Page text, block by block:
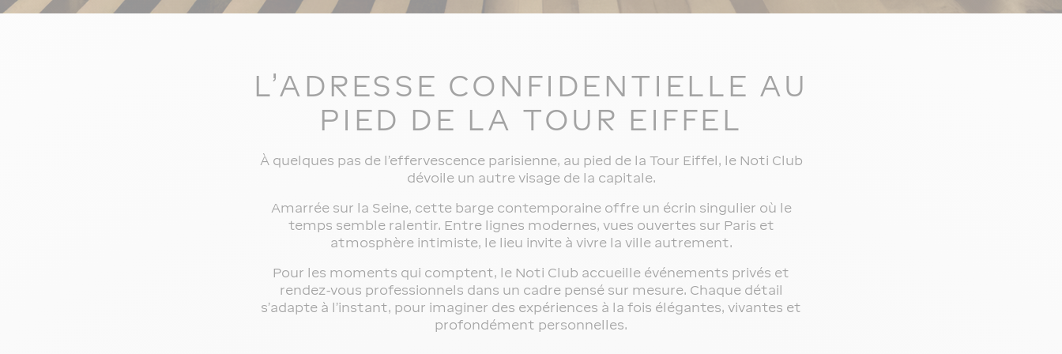
L’ADRESSE CONFIDENTIELLE AU
PIED DE LA TOUR EIFFEL
À quelques pas de l’effervescence parisienne, au pied de la Tour Eiffel, le Noti Club
dévoile un autre visage de la capitale.
Amarrée sur la Seine, cette barge contemporaine offre un écrin singulier où le
temps semble ralentir. Entre lignes modernes, vues ouvertes sur Paris et
atmosphère intimiste, le lieu invite à vivre la ville autrement.
Pour les moments qui comptent, le Noti Club accueille événements privés et
rendez-vous professionnels dans un cadre pensé sur mesure. Chaque détail
s’adapte à l’instant, pour imaginer des expériences à la fois élégantes, vivantes et
profondément personnelles.